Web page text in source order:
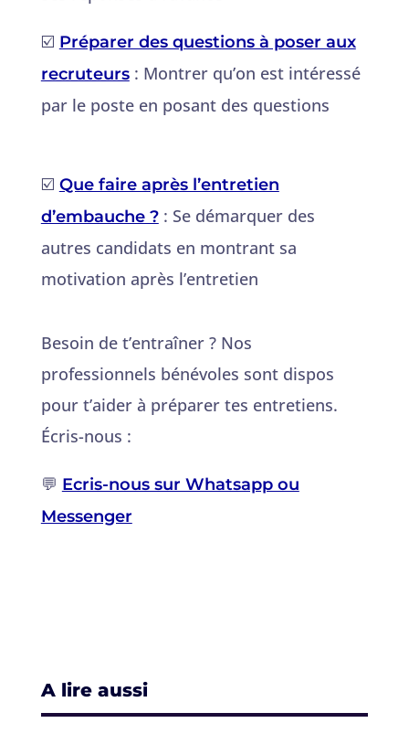
☑️ Préparer des questions à poser aux
recruteurs: Montrer qu’on est intéressé
par le poste en posant des questions
☑️ Que faire après l’entretien
d’embauche ?: Se démarquer des
autres candidats en montrant sa
motivation après l’entretien
Besoin de t’entraîner ? Nos
professionnels bénévoles sont dispos
pour t’aider à préparer tes entretiens.
Écris-nous :
💬 Ecris-nous sur Whatsapp ou
Messenger
A lire aussi